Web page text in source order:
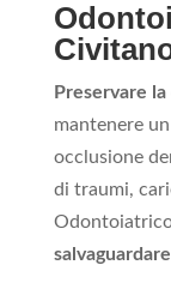
Preservare
mantenere
occlusione
di traumi,